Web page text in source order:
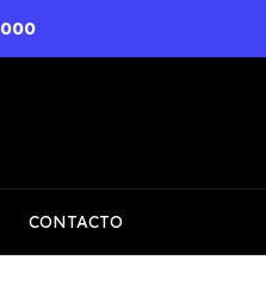
CONTACTO